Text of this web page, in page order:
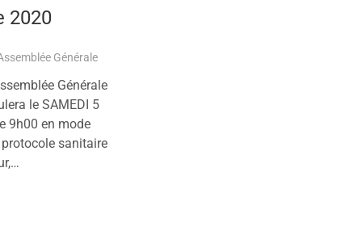
2020
Générale
Générale
le SAMEDI 5
9h00 en mode
sanitaire